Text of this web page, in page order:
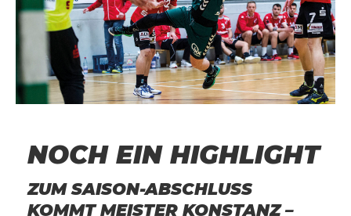
NOCH EIN HIGHLIGHT
ZUM SAISON-ABSCHLUSS
KOMMT MEISTER KONSTANZ –